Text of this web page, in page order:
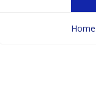
Home